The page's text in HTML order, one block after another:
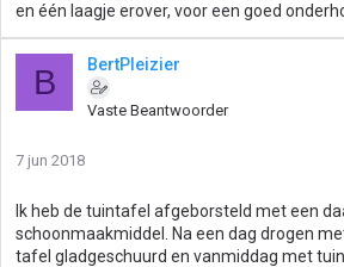
en één laagje erover, voor een goed
B BertPleizier
Vaste Beantwoorder
7 jun 2018
Ik heb de tuintafel afgeborsteld met een
schoonmaakmiddel. Na een dag drogen
tafel gladgeschuurd en vanmiddag met